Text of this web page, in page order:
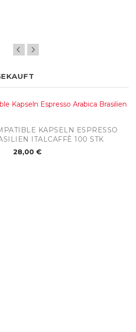
KAPSELN ESPRESSO
ITALCAFFÈ 100 STK
28,00 €